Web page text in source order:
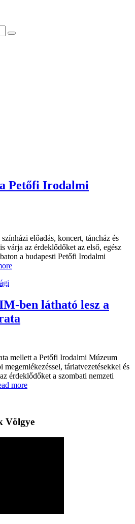
Petőfi Irodalmi
előadás, koncert, táncház és
várja az érdeklődőket az első, egész
a budapesti Petőfi Irodalmi
ben látható lesz a
mellett a Petőfi Irodalmi Múzeum
tárlatvezetésekkel és
érdeklődőket a szombati nemzeti
more
Völgye